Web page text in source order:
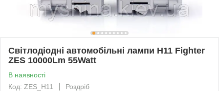
Світлодіодні автомобільні лампи Н11 Fighter
ZЕS 10000Lm 55Watt
В наявності
Код: ZES_H11
Роздріб